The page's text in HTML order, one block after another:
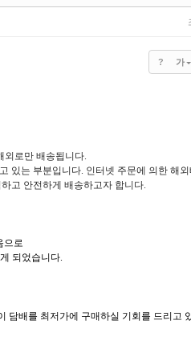
? 가
외로만 배송됩니다.
있는 부분입니다. 인터넷 주문에 의한 해
고 안전하게 배송하고자 합니다.
으로
되었습니다.
담배를 최저가에 구매하실 기회를 드리고